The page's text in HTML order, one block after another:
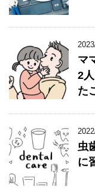
マ
2
た
虫
に